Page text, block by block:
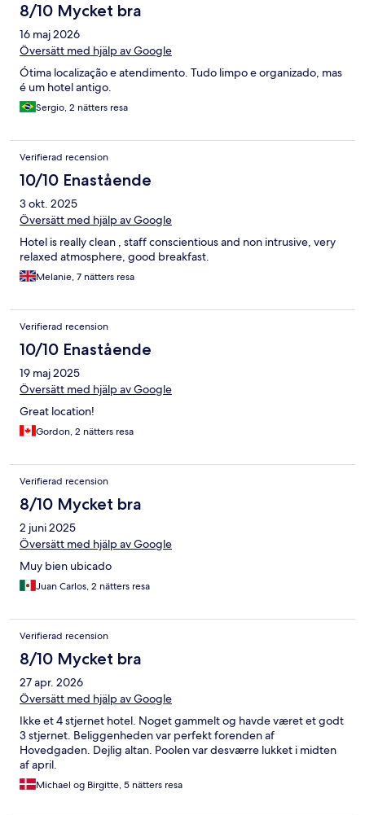
8/10 Mycket bra
16 maj 2026
Översätt med hjälp av Google
Ótima localização e atendimento. Tudo limpo e organizado, mas
é um hotel antigo.
Sergio, 2 nätters resa
Verifierad recension
10/10 Enastående
3 okt. 2025
Översätt med hjälp av Google
Hotel is really clean , staff conscientious and non intrusive, very
relaxed atmosphere, good breakfast.
Melanie, 7 nätters resa
Verifierad recension
10/10 Enastående
19 maj 2025
Översätt med hjälp av Google
Great location!
Gordon, 2 nätters resa
Verifierad recension
8/10 Mycket bra
2 juni 2025
Översätt med hjälp av Google
Muy bien ubicado
Juan Carlos, 2 nätters resa
Verifierad recension
8/10 Mycket bra
27 apr. 2026
Översätt med hjälp av Google
Ikke et 4 stjernet hotel. Noget gammelt og havde været et godt
3 stjernet. Beliggenheden var perfekt forenden af
Hovedgaden. Dejlig altan. Poolen var desværre lukket i midten
af april.
Michael og Birgitte, 5 nätters resa